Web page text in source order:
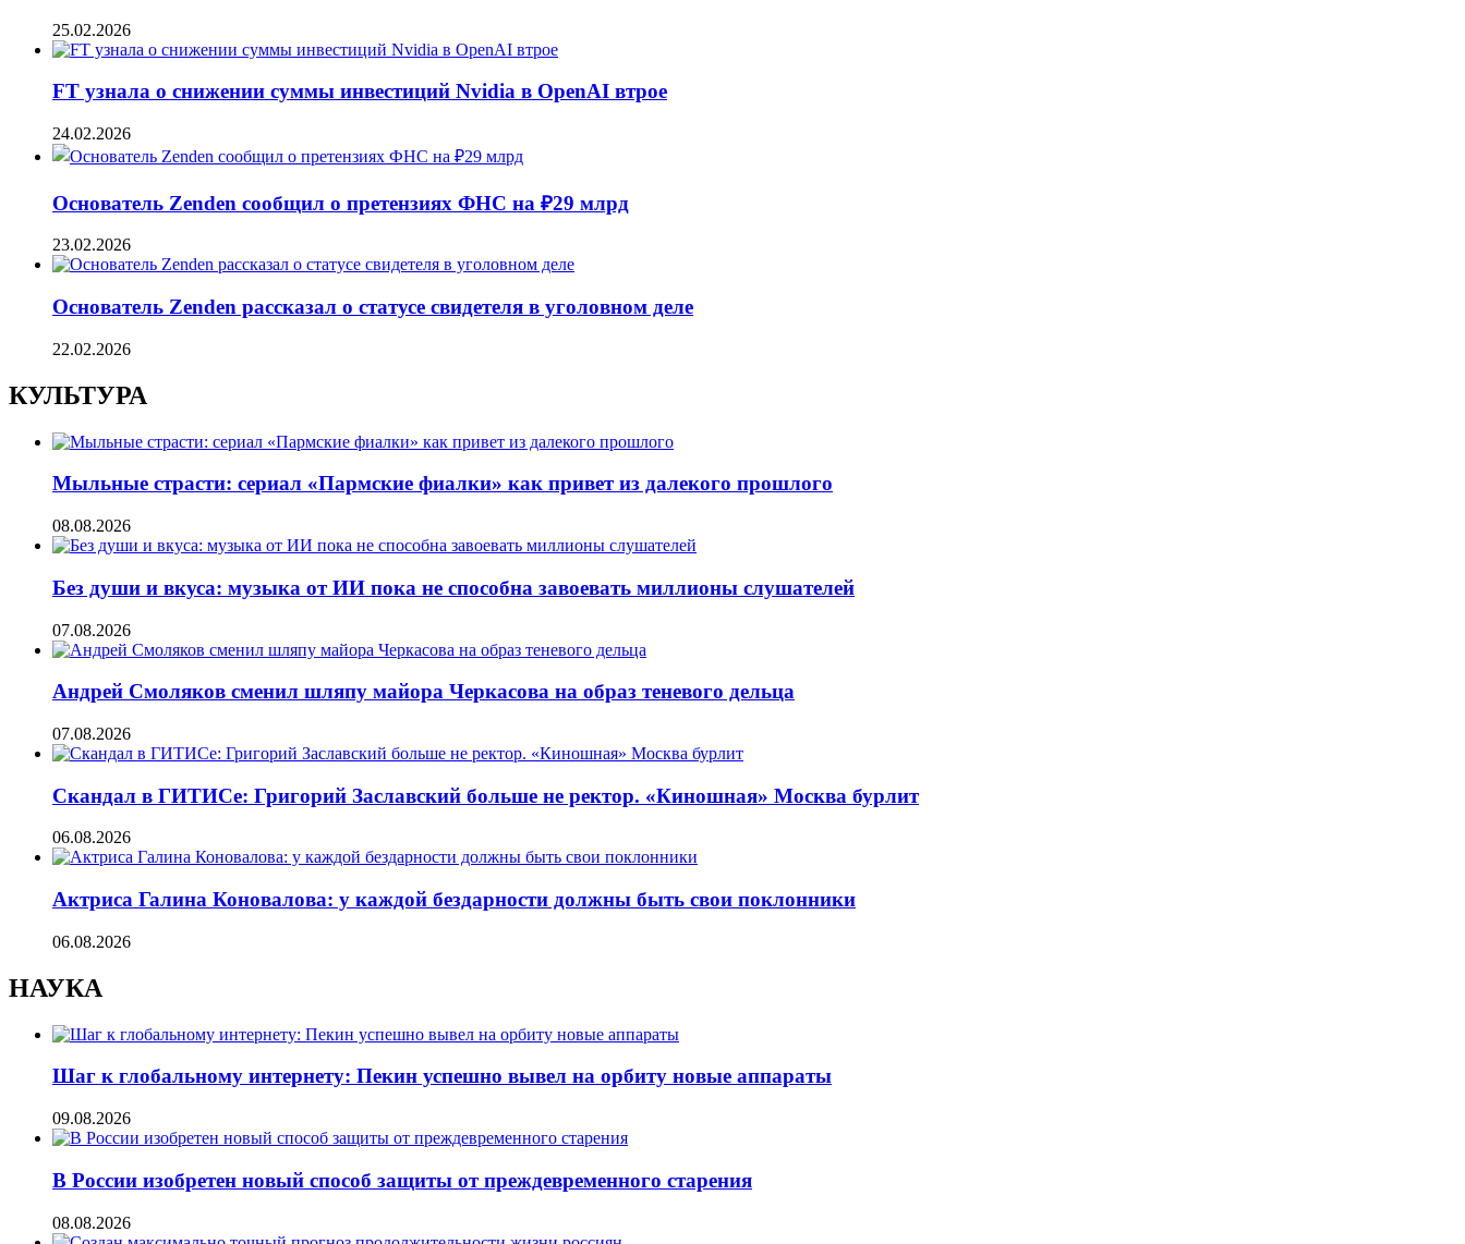
25.02.2026
FT узнала о снижении суммы инвестиций Nvidia в OpenAI втрое
24.02.2026
Основатель Zenden сообщил о претензиях ФНС на ₽29 млрд
23.02.2026
Основатель Zenden рассказал о статусе свидетеля в уголовном деле
22.02.2026
КУЛЬТУРА
Мыльные страсти: сериал «Пармские фиалки» как привет из далекого прошлого
08.08.2026
Без души и вкуса: музыка от ИИ пока не способна завоевать миллионы слушателей
07.08.2026
Андрей Смоляков сменил шляпу майора Черкасова на образ теневого дельца
07.08.2026
Скандал в ГИТИСе: Григорий Заславский больше не ректор. «Киношная» Москва бурлит
06.08.2026
Актриса Галина Коновалова: у каждой бездарности должны быть свои поклонники
06.08.2026
НАУКА
Шаг к глобальному интернету: Пекин успешно вывел на орбиту новые аппараты
09.08.2026
В России изобретен новый способ защиты от преждевременного старения
08.08.2026